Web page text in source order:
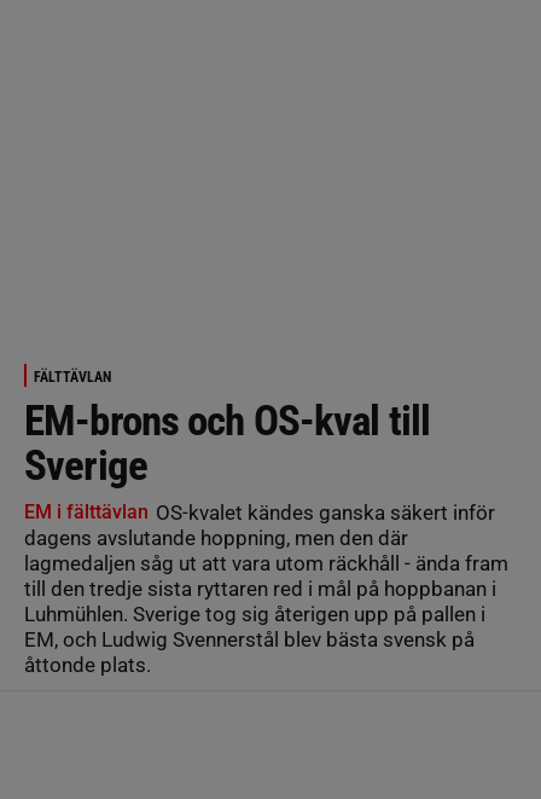
FÄLTTÄVLAN
EM-brons och OS-kval till
Sverige
EM i fälttävlan OS-kvalet kändes ganska säkert inför
dagens avslutande hoppning, men den där
lagmedaljen såg ut att vara utom räckhåll - ända fram
till den tredje sista ryttaren red i mål på hoppbanan i
Luhmühlen. Sverige tog sig återigen upp på pallen i
EM, och Ludwig Svennerstål blev bästa svensk på
åttonde plats.